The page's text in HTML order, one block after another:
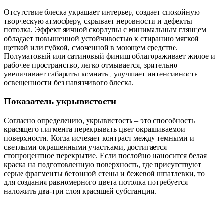
Отсутствие блеска украшает интерьер, создает спокойную
творческую атмосферу, скрывает неровности и дефекты
потолка. Эффект яичной скорлупы с минимальным глянцем
обладает повышенной устойчивостью к стиранию мягкой
щеткой или губкой, смоченной в моющем средстве.
Полуматовый или сатиновый финиш облагораживает жилое и
рабочее пространство, легко отмывается, зрительно
увеличивает габариты комнаты, улучшает интенсивность
освещенности без навязчивого блеска.
Показатель укрывистости
Согласно определению, укрывистость – это способность
красящего пигмента перекрывать цвет окрашиваемой
поверхности. Когда исчезает контраст между темными и
светлыми окрашенными участками, достигается
стопроцентное перекрытие. Если послойно наносится белая
краска на подготовленную поверхность, где присутствуют
серые фрагменты бетонной стены и бежевой шпатлевки, то
для создания равномерного цвета потолка потребуется
наложить два-три слоя красящей субстанции.